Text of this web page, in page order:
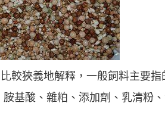
較狹義地解釋，一般飼料主要
基酸、雜粕、添加劑、乳清粉